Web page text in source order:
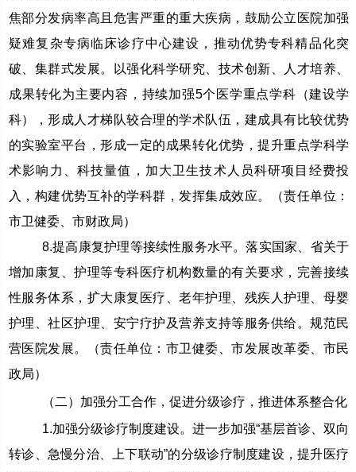
焦部分发病率高且危害严重的重大疾病，鼓励公立医院加强
疑难复杂专病临床诊疗中心建设，推动优势专科精品化突
破、集群式发展。以强化科学研究、技术创新、人才培养、
成果转化为主要内容，持续加强5个医学重点学科（建设学
科），形成人才梯队较合理的学术队伍，建成具有比较优势
的实验室平台，形成一定的成果转化优势，提升重点学科学
术影响力、科技量值，加大卫生技术人员科研项目经费投
入，构建优势互补的学科群，发挥集成效应。（责任单位：
市卫健委、市财政局）
8.提高康复护理等接续性服务水平。落实国家、省关于
增加康复、护理等专科医疗机构数量的有关要求，完善接续
性服务体系，扩大康复医疗、老年护理、残疾人护理、母婴
护理、社区护理、安宁疗护及营养支持等服务供给。规范民
营医院发展。（责任单位：市卫健委、市发展改革委、市民
政局）
（二）加强分工合作，促进分级诊疗，推进体系整合化
1.加强分级诊疗制度建设。进一步加强“基层首诊、双向
转诊、急慢分治、上下联动”的分级诊疗制度建设，提升医疗